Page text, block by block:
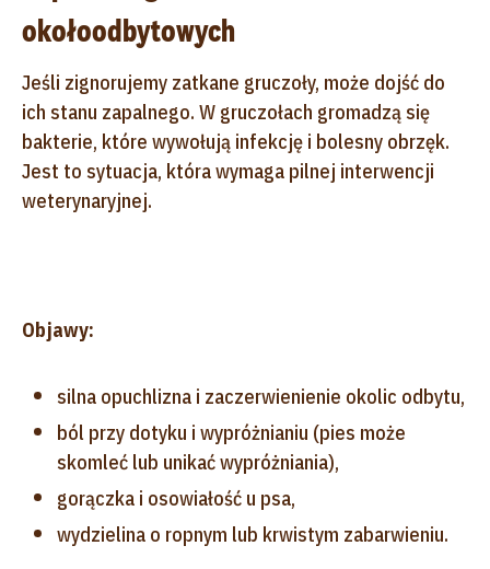
okołoodbytowych
Jeśli zignorujemy zatkane gruczoły, może dojść do
ich stanu zapalnego. W gruczołach gromadzą się
bakterie, które wywołują infekcję i bolesny obrzęk.
Jest to sytuacja, która wymaga pilnej interwencji
weterynaryjnej.
Objawy:
silna opuchlizna i zaczerwienienie okolic odbytu,
ból przy dotyku i wypróżnianiu (pies może
skomleć lub unikać wypróżniania),
gorączka i osowiałość u psa,
wydzielina o ropnym lub krwistym zabarwieniu.